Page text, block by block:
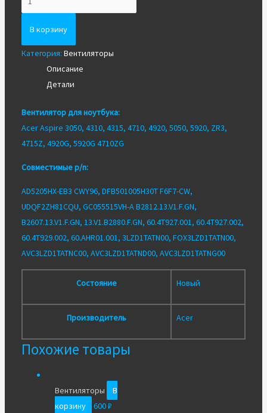
Вентилятор/
Кулер
для
ноутбука
В корзину
Категория: Вентиляторы
Описание
Детали
Вентилятор для ноутбука:
Acer Aspire 3050, 4310, 4315, 4710, 4920, 5050, 5920, ZR3,
4715Z, 4920G, 5920G 4710ZG
Совместимые p/n:
AD5205HX-EB3 CWY96, DFB501005H30T F6F7-CW,
UDQF2ZH81CQU, GC055515VH-A B2812.13.V1.F.GN,
B2607.13.V1.F.GN, 13.V1.B2880.F.GN, 60.4T927.001, 60.4T927.002,
60.4T929.002, 60.AHR01.001, 3LZD1TATN00, FOX3LZD1TATN00,
AVC3LZD1TATNC00, AVC3LZD1TATND00, AVC3LZD1TATNG00
Состояние Новый
Производитель Acer
Похожие товары
Вентиляторы
В
корзину
600₽